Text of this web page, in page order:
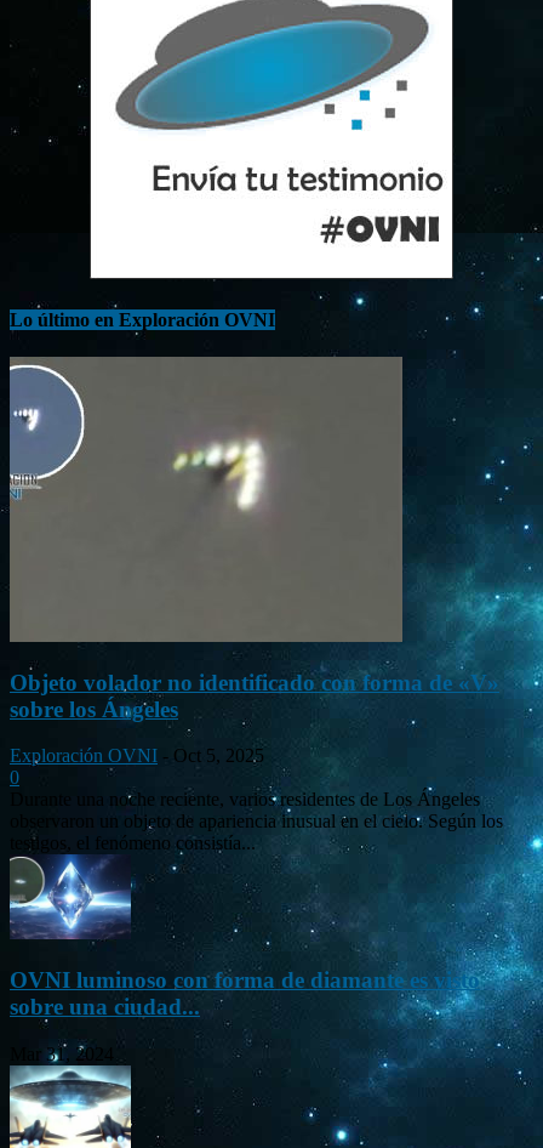
Lo último en Exploración OVNI
Objeto volador no identificado con forma de «V»
sobre los Ángeles
Exploración OVNI - Oct 5, 2025
0
Durante una noche reciente, varios residentes de Los Ángeles
observaron un objeto de apariencia inusual en el cielo. Según los
testigos, el fenómeno consistía...
OVNI luminoso con forma de diamante es visto
sobre una ciudad...
Mar 31, 2024